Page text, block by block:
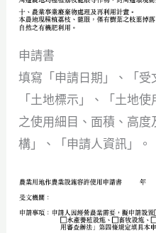
申請書
填寫「申請日期」、「受
「土地標示」、「土地
之使用細目、面積、高
構」、「申請人資訊」。